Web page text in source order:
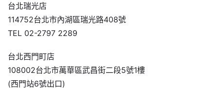
台北瑞光店
114752台北市內湖區瑞光路408號
TEL 02-2797 2289
台北西門町店
108002台北市萬華區武昌街二段5號1樓
(西門站6號出口)